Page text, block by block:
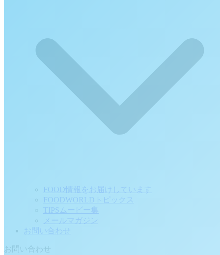
FOOD情報をお届けしています
FOODWORLDトピックス
TIPSムービー集
メールマガジン
お問い合わせ
お問い合わせ